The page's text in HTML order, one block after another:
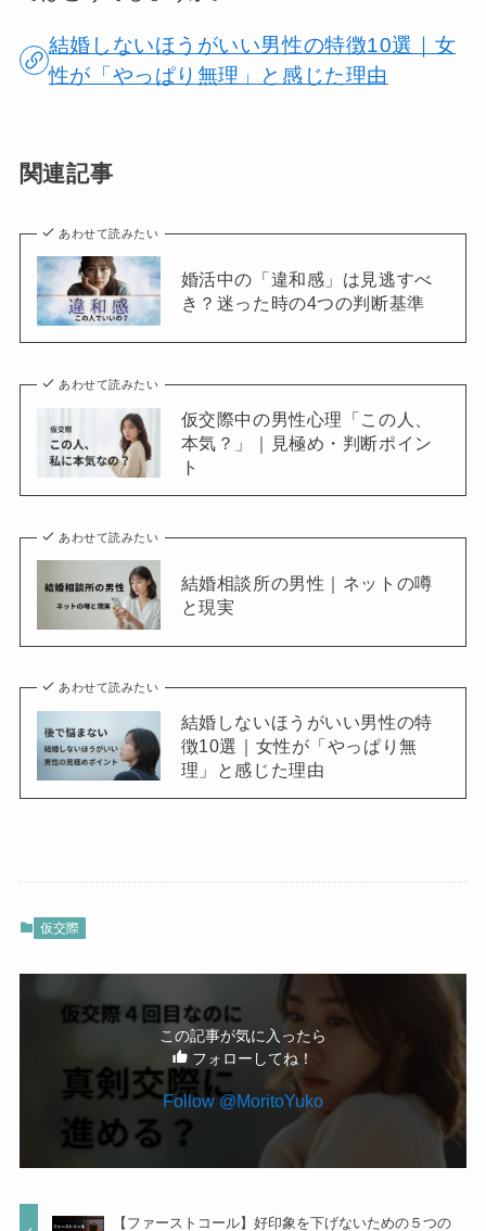
結婚しないほうがいい男性の特徴10選｜女
性が「やっぱり無理」と感じた理由
関連記事
あわせて読みたい
婚活中の「違和感」は見逃すべ
き？迷った時の4つの判断基準
あわせて読みたい
仮交際中の男性心理「この人、
本気？」｜見極め・判断ポイン
ト
あわせて読みたい
結婚相談所の男性｜ネットの噂
と現実
あわせて読みたい
結婚しないほうがいい男性の特
徴10選｜女性が「やっぱり無
理」と感じた理由
仮交際
この記事が気に入ったら
フォローしてね！
Follow @MoritoYuko
【ファーストコール】好印象を下げないための５つの